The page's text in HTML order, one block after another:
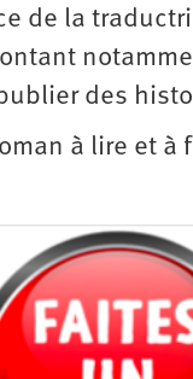
de la
des
à lire et à